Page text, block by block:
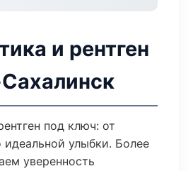
и рентген
под ключ: от
идеальной улыбки. Более
уверенность